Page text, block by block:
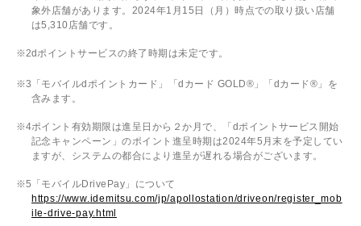
象外店舗があります。2024年1月15日（月）時点での取り扱い店舗
は5,310店舗です。
dポイントサービスの終了時期は未定です。
「モバイルdポイントカード」「dカード GOLD®」「dカード®」を
含みます。
ポイント有効期限は進呈日から２か月で、「dポイントサービス開始
記念キャンペーン」のポイント進呈時期は2024年5月末を予定してい
ますが、システムの都合により進呈が遅れる場合がございます。
「モバイルDrivePay」について
https://www.idemitsu.com/jp/apollostation/driveon/register_mob
ile-drive-pay.html